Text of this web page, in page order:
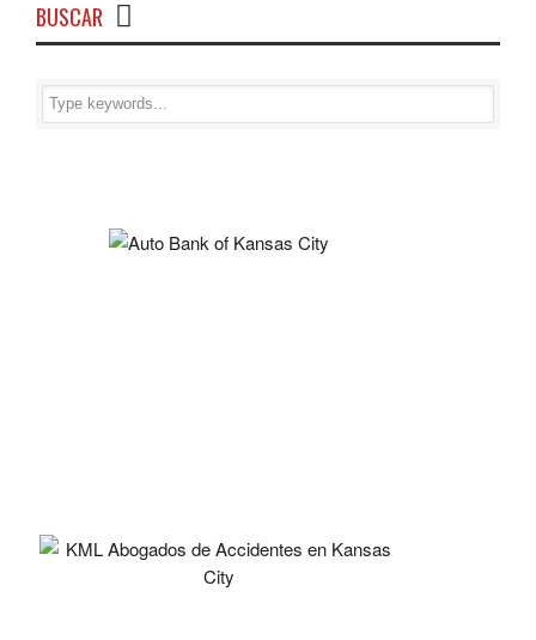
BUSCAR